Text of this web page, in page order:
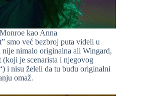
kao Anna
smo već bezbroj puta videli u
nimalo originalna ali Wingard,
(koji je scenarista i njegovog
i nisu želeli da tu budu originalni
omaž.